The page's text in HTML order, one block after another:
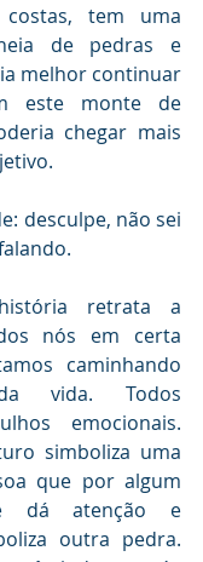
tem uma
de pedras e
melhor continuar
este monte de
chegar mais
desculpe, não sei
retrata a
nós em certa
caminhando
vida. Todos
emocionais.
simboliza uma
que por algum
dá atenção e
outra pedra.